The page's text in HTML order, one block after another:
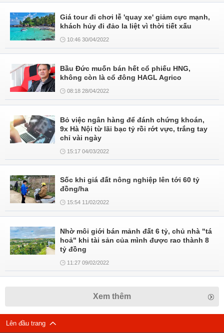
Giá tour đi chơi lễ 'quay xe' giảm cực mạnh,
khách hủy đi đảo la liệt vì thời tiết xấu
10:46 30/04/2022
Bầu Đức muốn bán hết cổ phiếu HNG,
không còn là cổ đông HAGL Agrico
08:18 28/04/2022
Bỏ việc ngân hàng để đánh chứng khoán,
9x Hà Nội từ lãi bạc tỷ rồi rớt vực, trắng tay
chỉ vài ngày
15:17 04/03/2022
Sốc khi giá đất nông nghiệp lên tới 60 tỷ
đồng/ha
15:54 11/02/2022
Nhờ môi giới bán mảnh đất 6 tỷ, chủ nhà "tá
hoả" khi tài sản của mình được rao thành 8
tỷ đồng
11:27 09/02/2022
Xem thêm
Lên đầu trang